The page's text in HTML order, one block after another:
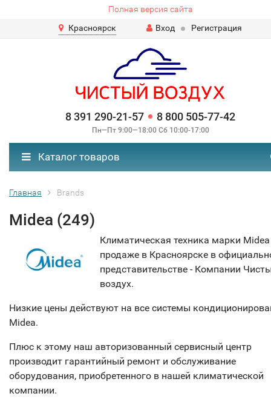
Полная версия сайта
Красноярск
Вход Регистрация
8 391 290-21-57 8 800 505-77-42
Пн—Пт 9:00—18:00 Сб 10:00-17:00
Каталог товаров
Главная Brands
Midea (249)
Климатическая техника марки
продаже в Красноярске в
представительстве - Компании
воздух.
Низкие цены действуют на все системы
Midea.
Плюс к этому наш авторизованный сервисный центр
производит гарантийный ремонт и обслуживание
оборудования, приобретенного в нашей климатической
компании.